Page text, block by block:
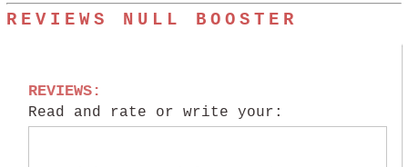
REVIEWS NULL BOOSTER
REVIEWS:
Read and rate or write your: